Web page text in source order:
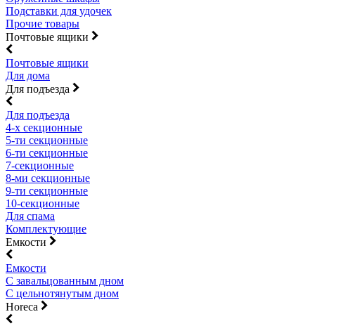
Подставки для удочек
Прочие товары
Почтовые ящики
Почтовые ящики
Для дома
Для подъезда
Для подъезда
4-х секционные
5-ти секционные
6-ти секционные
7-секционные
8-ми секционные
9-ти секционные
10-секционные
Для спама
Комплектующие
Емкости
Емкости
С завальцованным дном
С цельнотянутым дном
Horeca